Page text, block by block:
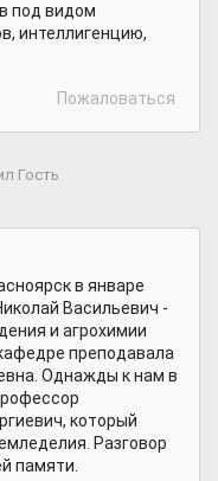
под видом
интеллигенцию,
Пожаловаться
Гость
в январе
Васильевич -
и агрохимии
преподавала
Однажды к нам в
который
Разговор
памяти.